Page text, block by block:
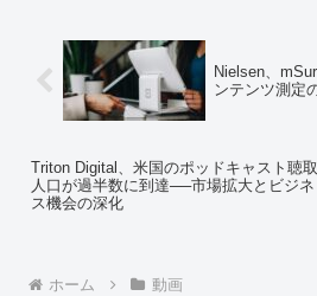
Nielsen、
ンテンツ測定
Triton Digital、米国のポッドキャスト聴取
人口が過半数に到達──市場拡大とビジネ
ス機会の深化
ホーム 動画